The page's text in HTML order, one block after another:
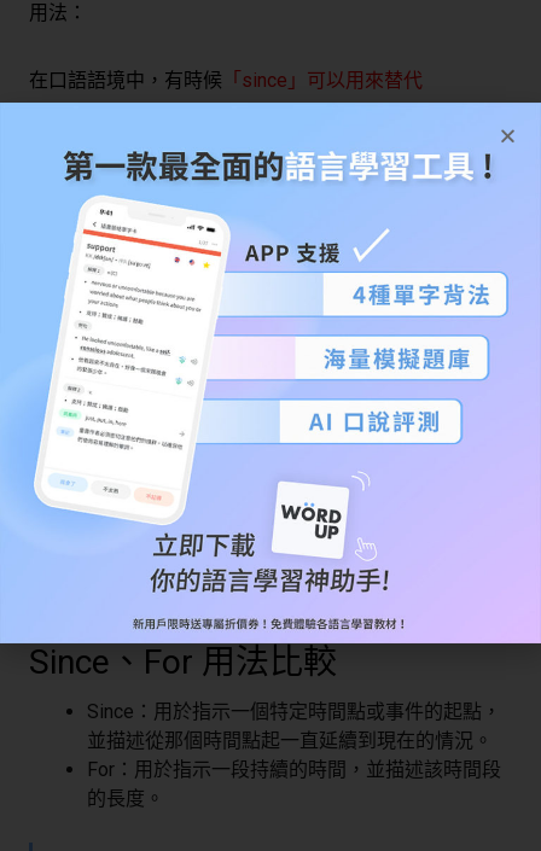
用法：
在口語語境中，有時候 「since」可以用來替代
模板：
Since [原因], [解釋 / 陳述].
範例：
Since you asked for examples, I’m providing them here.
（由於您要求範例，我在這裡提供了一些。）
這表示由於您要求範例，所以我在這裡提供了一些範
Since、For 用法比較
Since：用於指示一個特定時間點或事件的起點，
並描述從那個時間點起一直延續到現在的情況。
For：用於指示一段持續的時間，並描述該時間段
的長度。